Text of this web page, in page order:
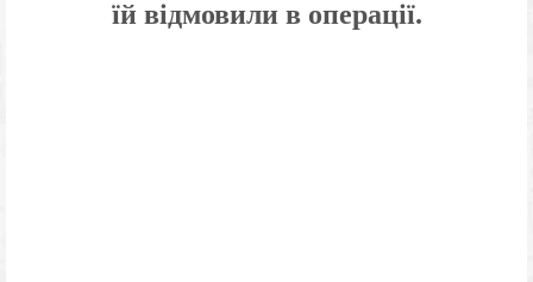
їй відмовили в операції.